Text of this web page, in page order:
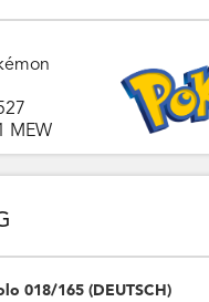
MEW
018/165 (DEUTSCH)